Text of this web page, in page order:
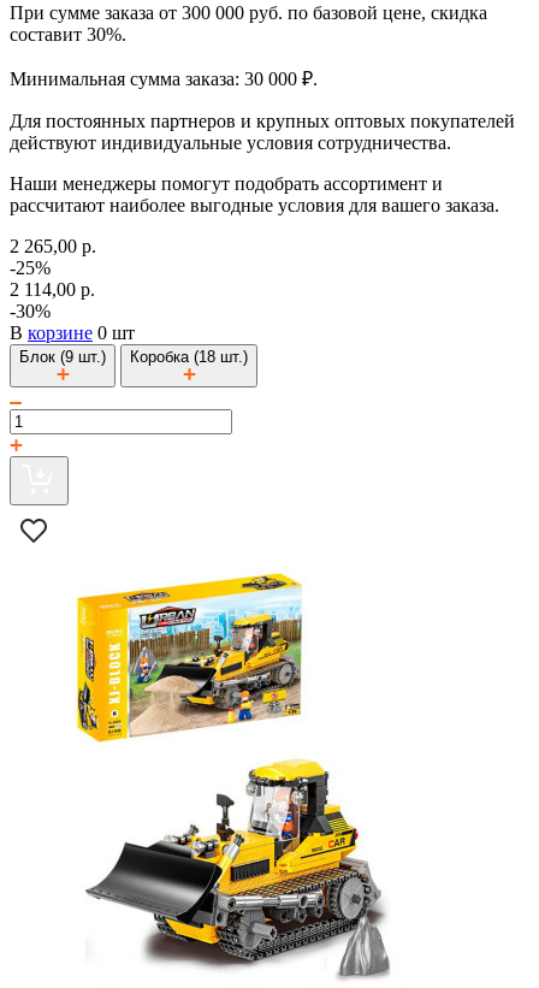
При сумме заказа от 300 000 руб. по базовой цене, скидка
составит 30%.
Минимальная сумма заказа: 30 000 ₽.
Для постоянных партнеров и крупных оптовых покупателей
действуют индивидуальные условия сотрудничества.
Наши менеджеры помогут подобрать ассортимент и
рассчитают наиболее выгодные условия для вашего заказа.
2 265,00 р.
-25%
2 114,00 р.
-30%
В корзине 0 шт
Блок (9 шт.) Коробка (18 шт.)